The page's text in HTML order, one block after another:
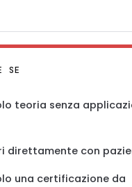
SE
teoria senza
direttamente con
una certificazione da